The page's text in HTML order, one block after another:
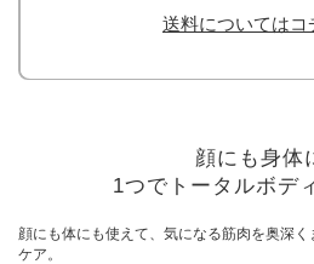
送料についてはコ
顔にも身体
1つでトータルボデ
顔にも体にも使えて、気になる筋肉を奥深
ケア。